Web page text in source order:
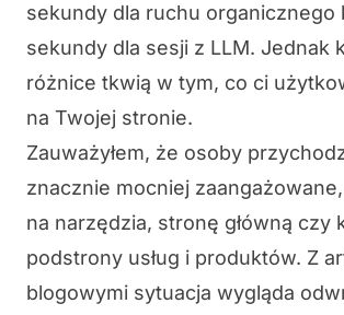
sekundy dla ruchu organicznego
sekundy dla sesji z LLM. Jednak
różnice tkwią w tym, co ci
na Twojej stronie.
Zauważyłem, że osoby
znacznie mocniej
na narzędzia, stronę główną czy
podstrony usług i produktów. Z
blogowymi sytuacja wygląda